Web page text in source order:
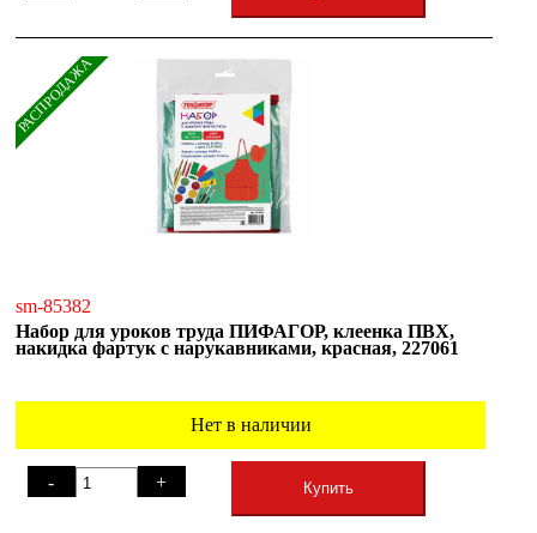
РАСПРОДАЖА
sm-85382
Набор для уроков труда ПИФАГОР, клеенка ПВХ,
накидка фартук с нарукавниками, красная, 227061
Нет в наличии
- + Купить